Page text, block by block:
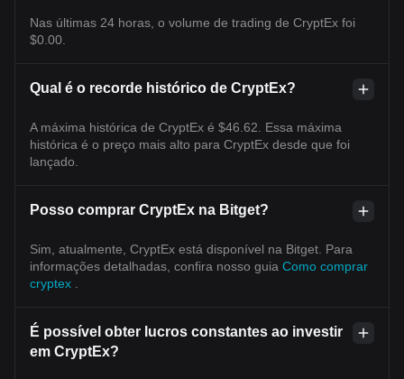
Nas últimas 24 horas, o volume de trading de CryptEx foi
$0.00.
Qual é o recorde histórico de CryptEx?
A máxima histórica de CryptEx é $46.62. Essa máxima
histórica é o preço mais alto para CryptEx desde que foi
lançado.
Posso comprar CryptEx na Bitget?
Sim, atualmente, CryptEx está disponível na Bitget. Para
informações detalhadas, confira nosso guia Como comprar
cryptex
É possível obter lucros constantes ao investir
em CryptEx?